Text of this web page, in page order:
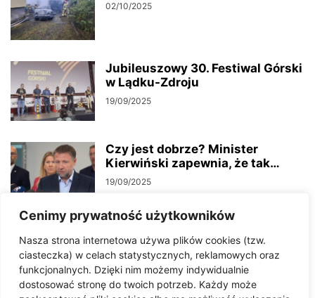
Cenimy prywatność użytkowników
Nasza strona internetowa używa plików cookies (tzw.
ciasteczka) w celach statystycznych, reklamowych oraz
funkcjonalnych. Dzięki nim możemy indywidualnie
dostosować stronę do twoich potrzeb. Każdy może
02/10/2025
Jubileuszowy 30. Festiwal Górski
w Lądku-Zdroju
19/09/2025
Czy jest dobrze? Minister
Kierwiński zapewnia, że tak…
19/09/2025
przebudowę drogi wojewódzkiej
nr 390 w Lądku-Zdroju
18/09/2025